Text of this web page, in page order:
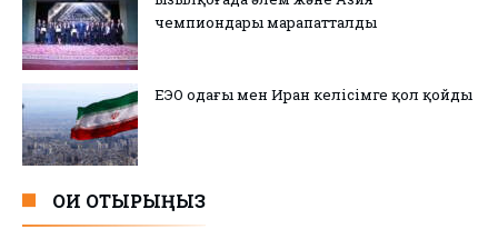
чемпиондары марапатталды
ЕЭО одағы мен Иран келісімге қол қойды
ОҚИ ОТЫРЫҢЫЗ